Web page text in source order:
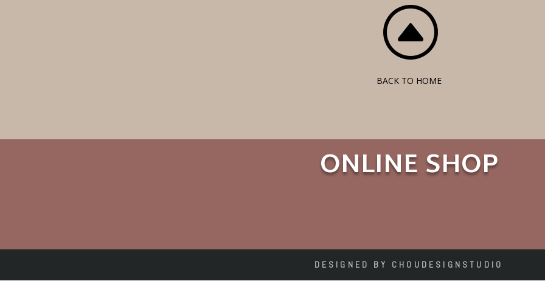
F
BACK TO HOME
ONLINE SHOP
DESIGNED BY CHOUDESIGNSTUDIO